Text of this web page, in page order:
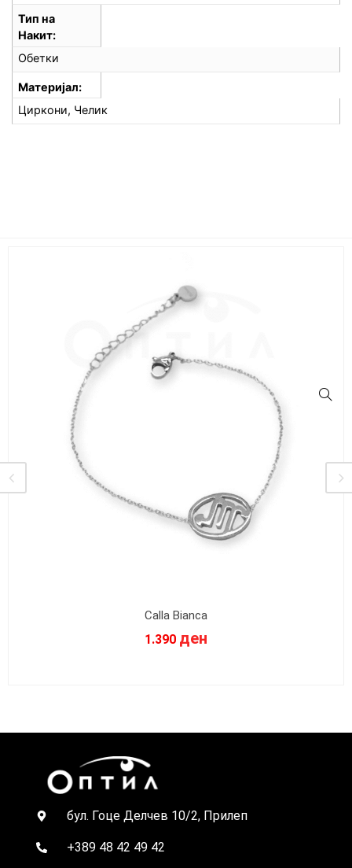
Тип на
Накит
Обетки
Материјал
Циркони, Челик
Calla Bianca
1.390 ден
бул. Гоце Делчев 10/2, Прилеп
+389 48 42 49 42